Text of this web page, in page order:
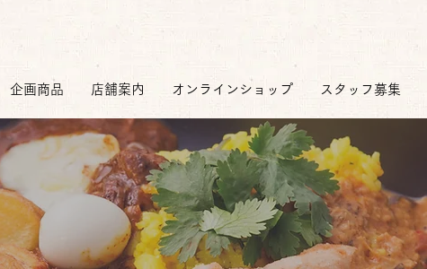
企画商品 店舗案内 オンラインショップ スタッフ募集